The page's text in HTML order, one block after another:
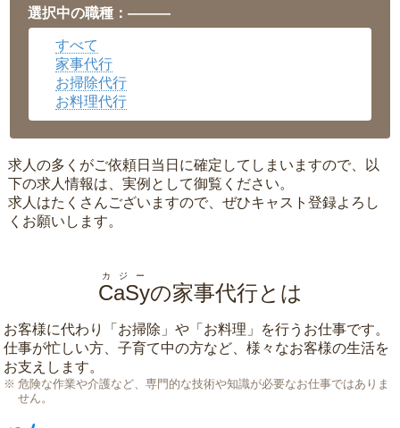
岡山県▼
広島県▼
沖縄県
選択中の職種：———
すべて
家事代行
お掃除代行
お料理代行
求人の多くがご依頼日当日に確定してしまいますので、以
下の求人情報は、実例として御覧ください。
求人はたくさんございますので、ぜひキャスト登録よろし
くお願いします。
CaSy
カジー
の家事代行とは
お客様に代わり「 お掃除 」や「 お料理 」を行うお仕事です。
仕事が忙しい方、子育て中の方など、様々なお客様の生活を
お支えします。
危険な作業や介護など、専門的な技術や知識が必要なお仕事ではありま
せん。